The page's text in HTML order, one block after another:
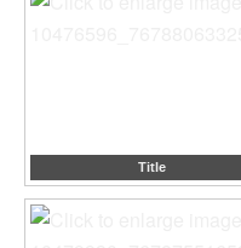
Title